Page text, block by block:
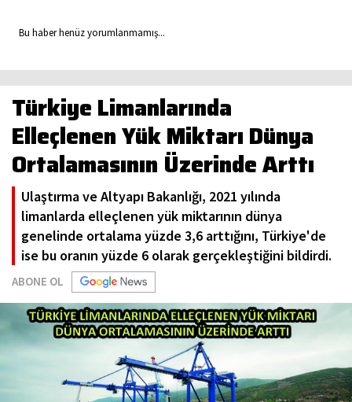
Bu haber henüz yorumlanmamış...
Türkiye Limanlarında
Elleçlenen Yük Miktarı Dünya
Ortalamasının Üzerinde Arttı
Ulaştırma ve Altyapı Bakanlığı, 2021 yılında
limanlarda elleçlenen yük miktarının dünya
genelinde ortalama yüzde 3,6 arttığını, Türkiye'de
ise bu oranın yüzde 6 olarak gerçekleştiğini bildirdi.
ABONE OL